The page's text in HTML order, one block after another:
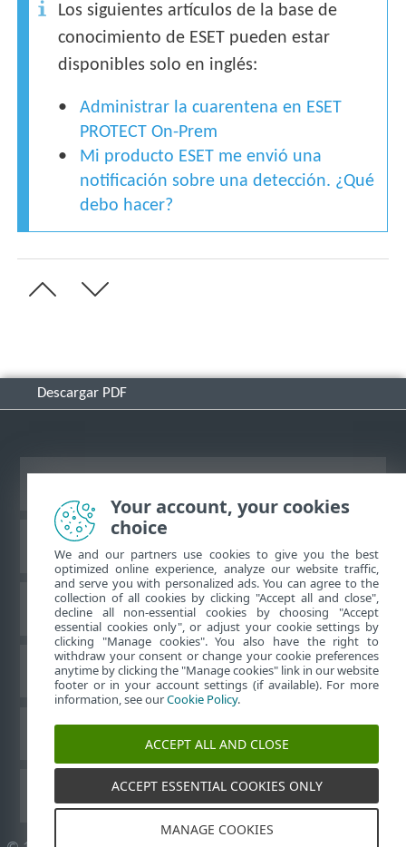
Los siguientes artículos de la base de
conocimiento de ESET pueden estar
disponibles solo en inglés:
Administrar la cuarentena en ESET
PROTECT On-Prem
Mi producto ESET me envió una
notificación sobre una detección. ¿Qué
debo hacer?
Descargar PDF
Base de conocimiento de ESET
Foro de ESET
Soporte regional
Guías para el usuario ESET
Your account, your cookies
choice
We and our partners use cookies to give you the best
optimized online experience, analyze our website traffic,
and serve you with personalized ads. You can agree to the
collection of all cookies by clicking "Accept all and close",
decline all non-essential cookies by choosing "Accept
essential cookies only", or adjust your cookie settings by
clicking "Manage cookies". You also have the right to
withdraw your consent or change your cookie preferences
anytime by clicking the "Manage cookies" link in our website
footer or in your account settings (if available). For more
information, see ourCookie Policy.
ACCEPT ALL AND CLOSE
ACCEPT ESSENTIAL COOKIES ONLY
MANAGE COOKIES